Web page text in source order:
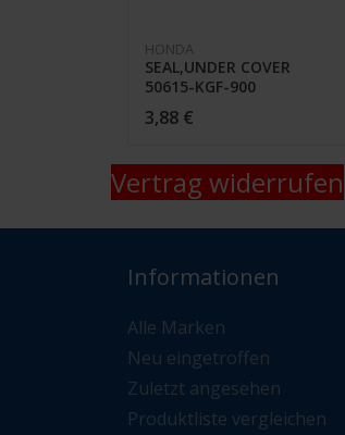
HONDA
SEAL,UNDER COVER
50615-KGF-900
NES125
3,88 €
Vertrag widerrufen
Informationen
Alle Marken
Neu eingetroffen
Zuletzt angesehen
Produktliste vergleichen